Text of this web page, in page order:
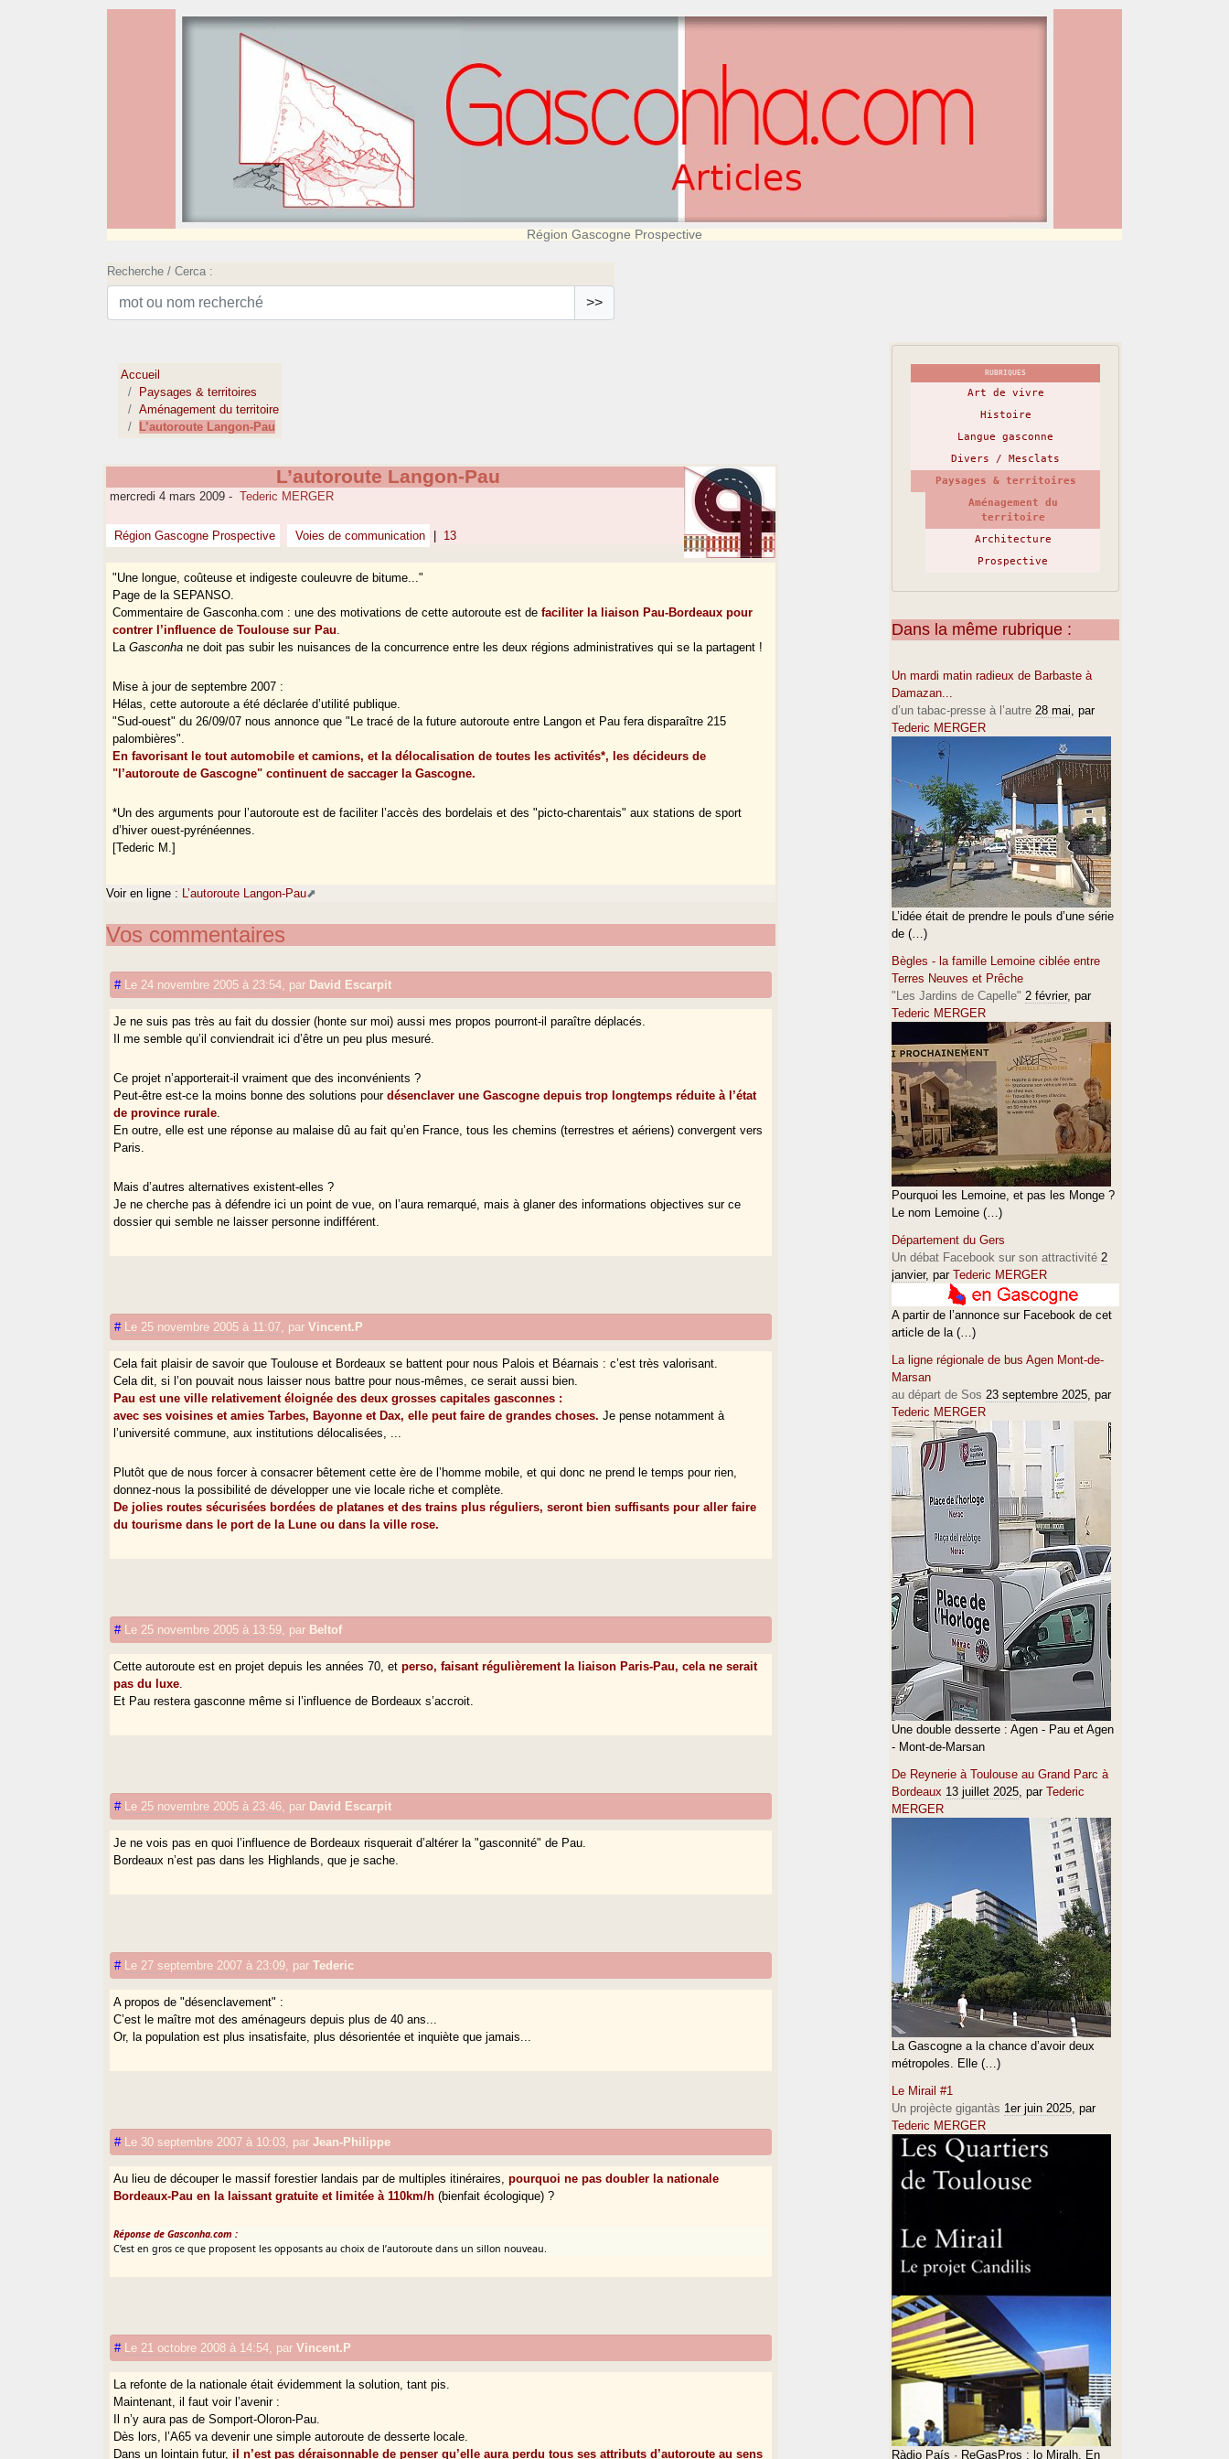
Région Gascogne Prospective
Recherche / Cerca :
>>
Accueil
Paysages & territoires
Aménagement du territoire
L’autoroute Langon-Pau
L’autoroute Langon-Pau
mercredi 4 mars 2009 - Tederic MERGER
Région Gascogne Prospective Voies de communication 13
"Une longue, coûteuse et indigeste couleuvre de bitume..."
Page de la SEPANSO.
Commentaire de Gasconha.com : une des motivations de cette autoroute est defaciliter la liaison Pau-Bordeaux pour
contrer l’influence de Toulouse sur Pau.
LaGasconha ne doit pas subir les nuisances de la concurrence entre les deux régions administratives qui se la partagent !
Mise à jour de septembre 2007 :
Hélas, cette autoroute a été déclarée d’utilité publique.
"Sud-ouest" du 26/09/07 nous annonce que "Le tracé de la future autoroute entre Langon et Pau fera disparaître 215
palombières".
En favorisant le tout automobile et camions, et la délocalisation de toutes les activités*, les décideurs de
"l’autoroute de Gascogne" continuent de saccager la Gascogne.
*Un des arguments pour l’autoroute est de faciliter l’accès des bordelais et des "picto-charentais" aux stations de sport
d’hiver ouest-pyrénéennes.
[Tederic M.]
Voir en ligne : L’autoroute Langon-Pau
Vos commentaires
# Le 24 novembre 2005 à 23:54 par David Escarpit
Je ne suis pas très au fait du dossier (honte sur moi) aussi mes propos pourront-il paraître déplacés.
Il me semble qu’il conviendrait ici d’être un peu plus mesuré.
Ce projet n’apporterait-il vraiment que des inconvénients ?
Peut-être est-ce la moins bonne des solutions pourdésenclaver une Gascogne depuis trop longtemps réduite à l’état
de province rurale
En outre, elle est une réponse au malaise dû au fait qu’en France, tous les chemins (terrestres et aériens) convergent vers
Paris.
Mais d’autres alternatives existent-elles ?
Je ne cherche pas à défendre ici un point de vue, on l’aura remarqué, mais à glaner des informations objectives sur ce
dossier qui semble ne laisser personne indifférent.
# Le 25 novembre 2005 à 11:07 parVincent.P
Cela fait plaisir de savoir que Toulouse et Bordeaux se battent pour nous Palois et Béarnais : c’est très valorisant.
Cela dit, si l’on pouvait nous laisser nous battre pour nous-mêmes, ce serait aussi bien.
Pau est une ville relativement éloignée des deux grosses capitales gasconnes :
avec ses voisines et amies Tarbes, Bayonne et Dax, elle peut faire de grandes choses. Je pense notamment à
l’université commune, aux institutions délocalisées, ...
Plutôt que de nous forcer à consacrer bêtement cette ère de l’homme mobile, et qui donc ne prend le temps pour rien,
donnez-nous la possibilité de développer une vie locale riche et complète.
De jolies routes sécurisées bordées de platanes et des trains plus réguliers, seront bien suffisants pour aller faire
du tourisme dans le port de la Lune ou dans la ville rose.
# Le 25 novembre 2005 à 13:59 par Beltof
Cette autoroute est en projet depuis les années 70, etperso, faisant régulièrement la liaison Paris-Pau, cela ne serait
pas du luxe
Et Pau restera gasconne même si l’influence de Bordeaux s’accroit.
# Le 25 novembre 2005 à 23:46 par David Escarpit
Je ne vois pas en quoi l’influence de Bordeaux risquerait d’altérer la "gasconnité" de Pau.
Bordeaux n’est pas dans les Highlands, que je sache.
# Le 27 septembre 2007 à 23:09 parTederic
A propos de "désenclavement" :
C’est le maître mot des aménageurs depuis plus de 40 ans...
Or, la population est plus insatisfaite, plus désorientée et inquiète que jamais...
# Le 30 septembre 2007 à 10:03 parJean-Philippe
Au lieu de découper le massif forestier landais par de multiples itinéraires,pourquoi ne pas doubler la nationale
Bordeaux-Pau en la laissant gratuite et limitée à 110km/h (bienfait écologique) ?
Réponse de Gasconha.com :
C’est en gros ce que proposent les opposants au choix de l’autoroute dans un sillon nouveau.
# Le 21 octobre 2008 à 14:54 parVincent.P
La refonte de la nationale était évidemment la solution, tant pis.
Maintenant, il faut voir l’avenir :
Il n’y aura pas de Somport-Oloron-Pau.
Dès lors, l’A65 va devenir une simple autoroute de desserte locale.
Dans un lointain futur,il n’est pas déraisonnable de penser qu’elle aura perdu tous ses attributs d’autoroute au sens
RUBRIQUES
Art de vivre
Histoire
Langue gasconne
Divers / Mesclats
Paysages & territoires
Aménagement du
territoire
Architecture
Prospective
Dans la même rubrique :
Un mardi matin radieux de Barbaste à
Damazan...
d’un tabac-presse à l’autre 28 mai, par
Tederic MERGER
L’idée était de prendre le pouls d’une série
de (…)
Bègles - la famille Lemoine ciblée entre
Terres Neuves et Prêche
"Les Jardins de Capelle" 2 février, par
Tederic MERGER
Pourquoi les Lemoine, et pas les Monge ?
Le nom Lemoine (…)
Département du Gers
Un débat Facebook sur son attractivité 2
janvier, par Tederic MERGER
A partir de l’annonce sur Facebook de cet
article de la (…)
La ligne régionale de bus Agen Mont-de-
Marsan
au départ de Sos 23 septembre 2025 , par
Tederic MERGER
Une double desserte : Agen - Pau et Agen
- Mont-de-Marsan
De Reynerie à Toulouse au Grand Parc à
Bordeaux 13 juillet 2025 , par Tederic
MERGER
La Gascogne a la chance d’avoir deux
métropoles. Elle (…)
Le Mirail #1
Un projècte gigantàs 1er juin 2025 , par
Tederic MERGER
Ràdio País · ReGasPros : lo Miralh. En